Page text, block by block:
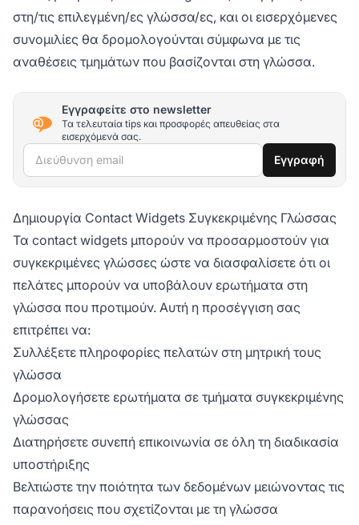
στη/τις επιλεγμένη/ες γλώσσα/ες, και οι εισερχόμενες
συνομιλίες θα δρομολογούνται σύμφωνα με τις
αναθέσεις τμημάτων που βασίζονται στη γλώσσα.
Εγγραφείτε στο newsletter
Τα τελευταία tips και προσφορές απευθείας στα
εισερχόμενά σας.
Διεύθυνση email Εγγραφή
Δημιουργία Contact Widgets Συγκεκριμένης Γλώσσας
Τα contact widgets μπορούν να προσαρμοστούν για
συγκεκριμένες γλώσσες ώστε να διασφαλίσετε ότι οι
πελάτες μπορούν να υποβάλουν ερωτήματα στη
γλώσσα που προτιμούν. Αυτή η προσέγγιση σας
επιτρέπει να:
Συλλέξετε πληροφορίες πελατών στη μητρική τους
γλώσσα
Δρομολογήσετε ερωτήματα σε τμήματα συγκεκριμένης
γλώσσας
Διατηρήσετε συνεπή επικοινωνία σε όλη τη διαδικασία
υποστήριξης
Βελτιώστε την ποιότητα των δεδομένων μειώνοντας τις
παρανοήσεις που σχετίζονται με τη γλώσσα